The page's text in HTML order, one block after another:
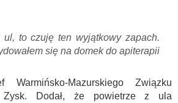
ul, to czuję ten wyjątkowy zapach.
się na domek do apiterapii
Mazurskiego Związku
Zysk. Dodał, że powietrze z ula